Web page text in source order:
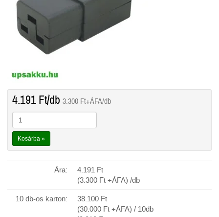
4.191Ft/db 3.300 Ft+ÁFA/db
Kosárba »
Ára: 4.191 Ft
(3.300 Ft +ÁFA) /db
10 db-os karton:
38.100 Ft
(30.000 Ft +ÁFA) / 10db